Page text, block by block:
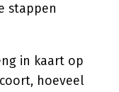
stappen
in kaart op
hoeveel